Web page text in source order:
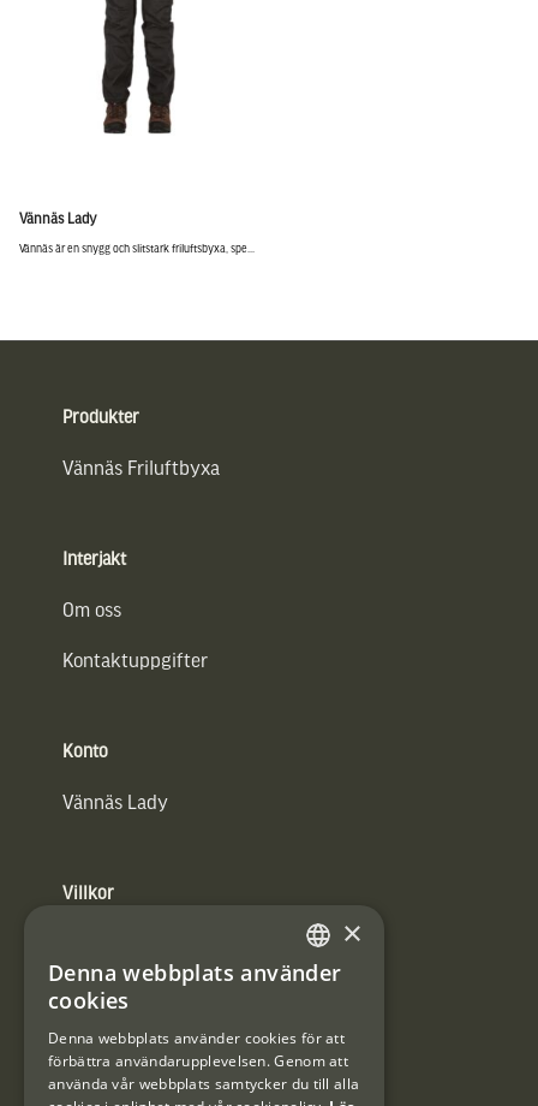
Vännäs Lady
Vännäs är en snygg och slitstark friluftsbyxa, spe...
Produkter
Vännäs Friluftbyxa
Interjakt
Om oss
Kontaktuppgifter
Konto
Vännäs Lady
Villkor
Användarvillkor
#Interjaktfamily
SWEDISH
×
Denna webbplats använder
cookies
Denna webbplats använder cookies för att
förbättra användarupplevelsen. Genom att
använda vår webbplats samtycker du till alla